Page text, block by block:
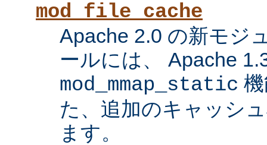
mod_file_cache
Apache 2.0 の新モジ
ールには、 Apache
mod_mmap_static
た、追加のキャッシ
ます。